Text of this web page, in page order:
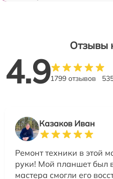
Отзывы
4.91799 отзывов
Казаков Иван
Ремонт техники в этой
руки! Мой планшет был
мастера смогли его